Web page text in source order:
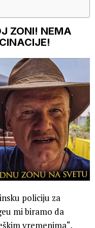
ZONI! NEMA
policiju za
mi biramo da
vremenima“,